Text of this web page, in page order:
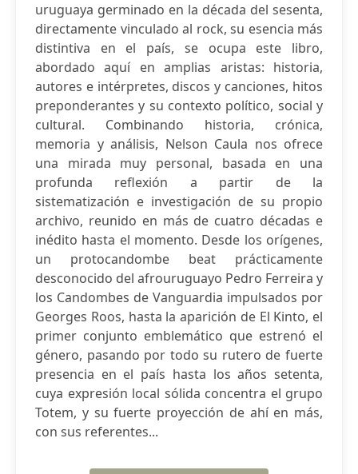
uruguaya germinado en la década del sesenta,
directamente vinculado al rock, su esencia más
distintiva en el país, se ocupa este libro,
abordado aquí en amplias aristas: historia,
autores e intérpretes, discos y canciones, hitos
preponderantes y su contexto político, social y
cultural. Combinando historia, crónica,
memoria y análisis, Nelson Caula nos ofrece
una mirada muy personal, basada en una
profunda reflexión a partir de la
sistematización e investigación de su propio
archivo, reunido en más de cuatro décadas e
inédito hasta el momento. Desde los orígenes,
un protocandombe beat prácticamente
desconocido del afrouruguayo Pedro Ferreira y
los Candombes de Vanguardia impulsados por
Georges Roos, hasta la aparición de El Kinto, el
primer conjunto emblemático que estrenó el
género, pasando por todo su rutero de fuerte
presencia en el país hasta los años setenta,
cuya expresión local sólida concentra el grupo
Totem, y su fuerte proyección de ahí en más,
con sus referentes...